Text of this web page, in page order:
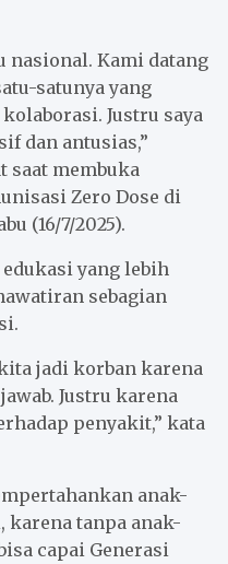
nasional. Kami datang
satunya yang
Justru saya
dan antusias,”
saat membuka
Zero Dose di
(16/7/2025).
yang lebih
sebagian
jadi korban karena
Justru karena
penyakit,” kata
anak-
tanpa anak-
capai Generasi